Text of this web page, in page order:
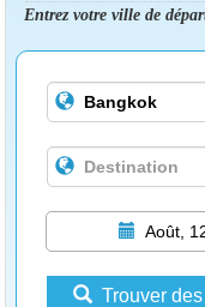
Entrez votre ville de
Août,
Trouver